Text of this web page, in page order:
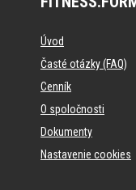
Úvod
Časté otázky (FAQ)
Cenník
O spoločnosti
Dokumenty
Nastavenie cookies